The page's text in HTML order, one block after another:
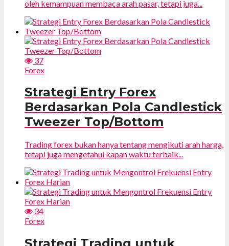
oleh kemampuan membaca arah pasar, tetapi juga...
37
Forex
Strategi Entry Forex
Berdasarkan Pola Candlestick
Tweezer Top/Bottom
Trading forex bukan hanya tentang mengikuti arah harga,
tetapi juga mengetahui kapan waktu terbaik...
34
Forex